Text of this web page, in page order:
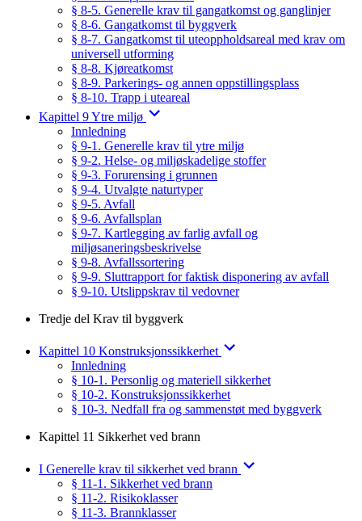
§ 8-5. Generelle krav til gangatkomst og ganglinjer
§ 8-6. Gangatkomst til byggverk
§ 8-7. Gangatkomst til uteoppholdsareal med krav om
universell utforming
§ 8-8. Kjøreatkomst
§ 8-9. Parkerings- og annen oppstillingsplass
§ 8-10. Trapp i uteareal
Kapittel 9 Ytre miljø
Innledning
§ 9-1. Generelle krav til ytre miljø
§ 9-2. Helse- og miljøskadelige stoffer
§ 9-3. Forurensing i grunnen
§ 9-4. Utvalgte naturtyper
§ 9-5. Avfall
§ 9-6. Avfallsplan
§ 9-7. Kartlegging av farlig avfall og
miljøsaneringsbeskrivelse
§ 9-8. Avfallssortering
§ 9-9. Sluttrapport for faktisk disponering av avfall
§ 9-10. Utslippskrav til vedovner
Tredje del Krav til byggverk
Kapittel 10 Konstruksjonssikkerhet
Innledning
§ 10-1. Personlig og materiell sikkerhet
§ 10-2. Konstruksjonssikkerhet
§ 10-3. Nedfall fra og sammenstøt med byggverk
Kapittel 11 Sikkerhet ved brann
I Generelle krav til sikkerhet ved brann
§ 11-1. Sikkerhet ved brann
§ 11-2. Risikoklasser
§ 11-3. Brannklasser